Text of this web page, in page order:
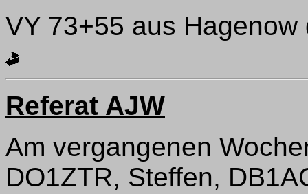
VY 73+55 aus
Referat AJW
Am vergangenen
DO1ZTR, Steffen,